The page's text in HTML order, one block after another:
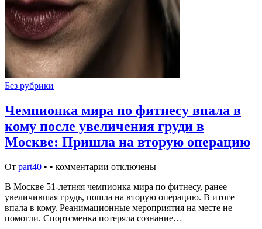
Без рубрики
Чемпионка мира по фитнесу впала в
кому после увеличения груди в
Москве: Пришла на вторую операцию
От part40 • • комментарии отключены
В Москве 51-летняя чемпионка мира по фитнесу, ранее
увеличившая грудь, пошла на вторую операцию. В итоге
впала в кому. Реанимационные мероприятия на месте не
помогли. Спортсменка потеряла сознание…